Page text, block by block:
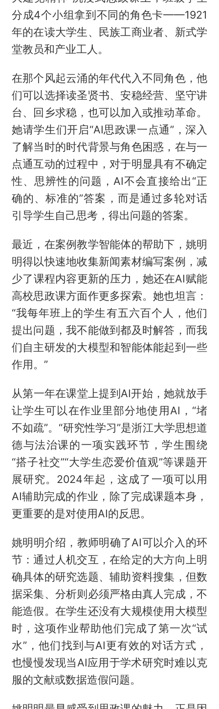
分成4个小组拿到不同的角色卡——1921
年的在读大学生、民族工商业者、新式学
堂教员和产业工人。
在那个风起云涌的年代代入不同角色，他
们可以选择读圣贤书、安稳经营、坚守讲
台、回乡求稳，也可以加入或推动革命。
她请学生们开启“AI思政课一点通”，深入
了解当时的时代背景与角色困惑，在与一
点通互动的过程中，对于明显具有不确定
性、思辨性的问题，AI不会直接给出“正
确的、标准的”答案，而是通过多轮对话
引导学生自己思考，得出问题的答案。
最近，在案例教学智能体的帮助下，姚明
明得以快速地收集新闻素材编写案例，减
少了课程内容更新的压力，她还在AI赋能
高校思政课方面作更多探索。她也坦言：
“我每年班上的学生有五六百个人，他们
提出问题，我不能做到都及时解答，而我
们自主研发的大模型和智能体能起到一些
作用。”
从第一年在课堂上提到AI开始，她就放手
让学生可以在作业里部分地使用AI，“堵
不如疏”。“研究性学习”是浙江大学思想道
德与法治课的一项实践环节，学生围绕
“搭子社交”“大学生恋爱价值观”等课题开
展研究。2024年起，这成了一项可以用
AI辅助完成的作业，除了完成课题本身，
更重要的是对使用AI的反思。
姚明明介绍，教师明确了AI可以介入的环
节：通过人机交互，在给定的大方向上明
确具体的研究选题、辅助资料搜集，但数
据采集、分析则必须严格由真人完成，不
能造假。在学生还没有大规模使用大模型
时，这项作业帮助他们完成了第一次“试
水”，他们找到与AI更有效的对话方式，
也慢慢发现当AI应用于学术研究时难以克
服的文献或数据造假问题。